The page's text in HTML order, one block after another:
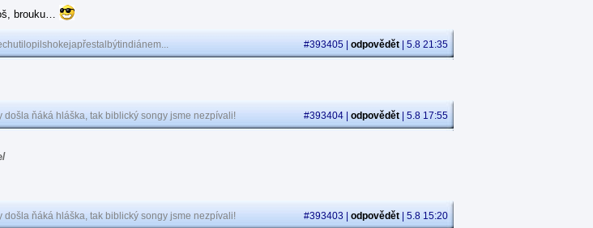
brouku…
#393405 | odpovědět | 5.8 21:35
došla ňáká hláška, tak biblický songy jsme nezpívali! #393404 | odpovědět | 5.8 17:55
došla ňáká hláška, tak biblický songy jsme nezpívali! #393403 | odpovědět | 5.8 15:20